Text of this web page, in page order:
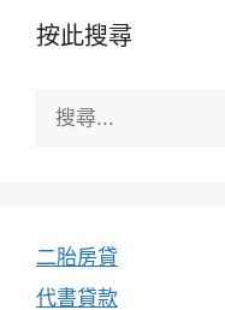
按此搜尋
尋:
二胎房貸
代書貸款